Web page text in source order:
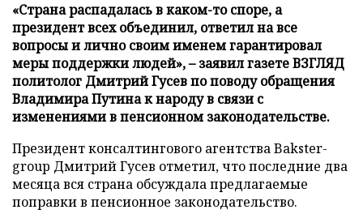
«Страна распадалась в каком-то споре, а
президент всех объединил, ответил на все
вопросы и лично своим именем гарантировал
меры поддержки людей», – заявил газете ВЗГЛЯД
политолог Дмитрий Гусев по поводу обращения
Владимира Путина к народу в связи с
изменениями в пенсионном законодательстве.
Президент консалтингового агентства Bakster-
group Дмитрий Гусев отметил, что последние два
месяца вся страна обсуждала предлагаемые
поправки в пенсионное законодательство.